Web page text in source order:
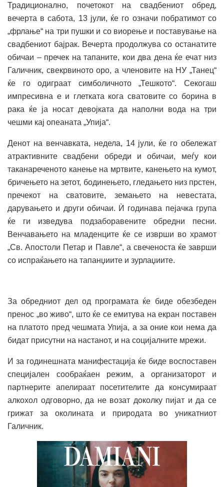
Традиционално, почетокот на свадбениот обред,
вечерта в сабота, 13 јули, ќе го означи побратимот со
„фрлање“ на три пушки и со виорење и поставување на
свадбениот бајрак. Вечерта продолжува со останатите
обичаи – пречек на тапаните, кои два дена ќе ечат низ
Галичник, свекрвиното оро, а членовите на НУ „Танец“
ќе го одиграат симболичното „Тешкото“. Секогаш
импресивна е и глетката кога сватовите со борина в
рака ќе ја носат девојката да наполни вода на три
чешми кај опеаната „Упија“.
Денот на венчавката, недела, 14 јули, ќе го обележат
атрактивните свадбени обреди и обичаи, меѓу кои
таканареченото канење на мртвите, канењето на кумот,
бричењето на зетот, бодинењето, гледањето низ прстен,
пречекот на сватовите, земањето на невестата,
дарувањето и други обичаи. Ѝ годинава пејачка група
ќе ги изведува подзаборавените обредни песни.
Венчавањето на младенците ќе се изврши во храмот
„Св. Апостоли Петар и Павле“, а свеченоста ќе заврши
со испраќањето на тапанџиите и зурлаџиите.
За обредниот дел од програмата ќе биде обезбеден
пренос „во живо“, што ќе се емитува на екран поставен
на платото пред чешмата Упија, а за оние кои нема да
бидат присутни на настанот, и на социјалните мрежи.
И за годинешната манифестација ќе биде воспоставен
специјален сообраќаен режим, а организаторот и
партнерите апелираат посетителите да консумираат
алкохол одговорно, да не возат доколку пијат и да се
грижат за околината и природата во уникатниот
Галичник.